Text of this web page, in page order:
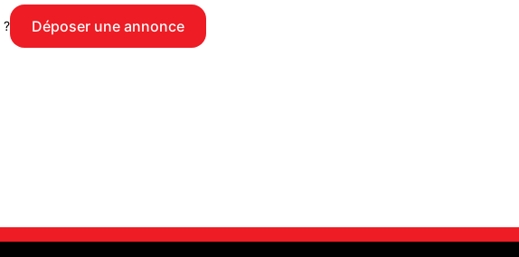
? Déposer une annonce